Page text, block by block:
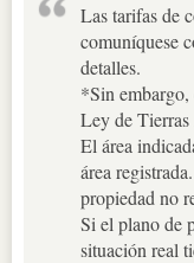
Las tarifas de
comuníquese
detalles.
*Sin embargo,
Ley de
El área
área
propiedad no
Si el plano de
situación real